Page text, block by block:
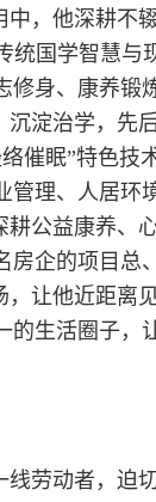
中，他深耕不
统国学智慧与
修身、康养锻
沉淀治学，先
催眠”特色技
管理、人居环
公益康养、
企的项目总
让他近距离
的生活圈子，
线劳动者，迫